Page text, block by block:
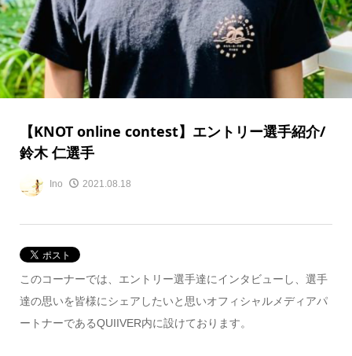
【KNOT online contest】エントリー選手紹介/
鈴木 仁選手
Ino 2021.08.18
このコーナーでは、エントリー選手達にインタビューし、選手
達の思いを皆様にシェアしたいと思いオフィシャルメディアパ
ートナーであるQUIIVER内に設けております。